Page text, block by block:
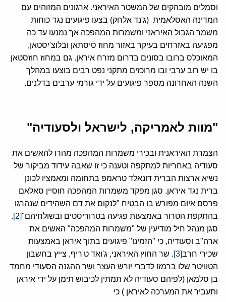
וסמלים מובהקים של המשטר האיראני. ארגונים המזוהים עם
המדינה האסלאמית (ג'נד אלחק) בצעו פיגועים נגד כוחות
משמר הגבול האיראני ומשמרות המהפכה אך נמנעו עד כה
מפגיעה באזרחים בעיקר באזור מחוז סיסתאן ובלוצ'יסטאן,
המאוכלס ברובו בסונים בדרום מזרח איראן. גם במחוז חוזסטאן
בו יש רוב ערבי ובו מרוכזים מתקני נפט רבים בוצעו במהלך
השנה האחרונה מספר פיגועים על ידי גורמי ערבים בדלנים.
"מוות לאמריקה, לישראל ולסעודיה"
הצמרת האיראנית ובכירי משמרות המהפכה מהרו להאשים את
סעודיה באחריות למתקפה וטענה כי זו שאבה עידוד מביקור של
נשיא ארצות הברית דונאלד טראמפ בתחומה ומאמציו לכונן
ברית נגד איראן. סגן מפקד משמרות המהפכה חוסיין סאלאם
פרסם איום מפורש בו הבטיח "לנקום את דם השהידים שנהרגו
בהתקפת הטרור באמצעות פגיעה בטרוריסטים ובשולחיהם"[2]
.
סגן מנהל חיל מודיעין של "משמרות המהפכה" האשים את
ארה"ב וסעודיה, כי "הזמינו" פיגועים בתוך איראן באמצעות
שכירי חרב[3]
. שר החוץ האיראני, ג'ואד ט'ריף, צייץ בחשבון
הטוויטר שלו ברמזו לדברי יורש העצר ושר ההגנה הסעודי מחמד
בן סלמאן (לפיהם סעודיה לא תמתין לכיבוש תימן על ידי איראן
ותעביר את המערכה לאיראן ) כי